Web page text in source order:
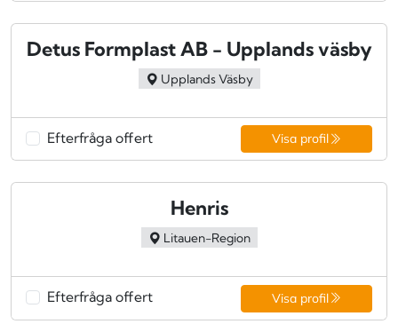
Detus Formplast AB - Upplands väsby
Upplands Väsby
Efterfråga offert Visa profil
Henris
Litauen-Region
Efterfråga offert Visa profil